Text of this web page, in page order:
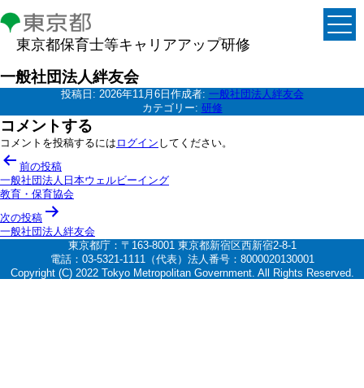
東京都保育士等キャリアアップ研修
一般社団法人絆友会
投稿日: 2026年11月6日 作成者: 一般社団法人絆友会
カテゴリー: 研修
コメントする
コメントを投稿するには ログイン してください。
投
稿
ナ
ビ
ゲ
ー
前の投稿
一般社団法人日本ウェルビーイング
教育・保育協会
次の投稿
一般社団法人絆友会
東京都庁：〒163-8001 東京都新宿区西新宿2-8-1
電話：03-5321-1111（代表）法人番号：8000020130001
Copyright (C) 2022 Tokyo Metropolitan Government. All Rights Reserved.